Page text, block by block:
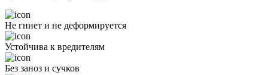
Не гниет и не деформируется
Устойчива к вредителям
Без заноз и сучков